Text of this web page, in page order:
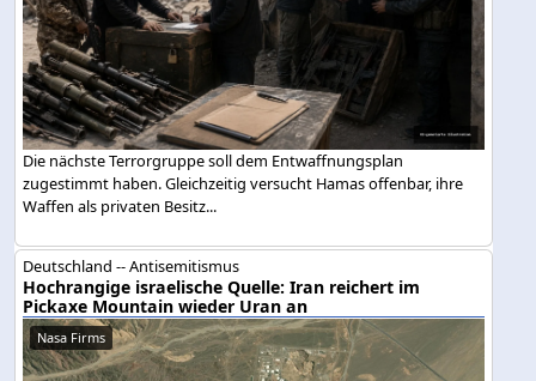
Die nächste Terrorgruppe soll dem Entwaffnungsplan
zugestimmt haben. Gleichzeitig versucht Hamas offenbar, ihre
Waffen als privaten Besitz...
Deutschland -- Antisemitismus
Hochrangige israelische Quelle: Iran reichert im
Pickaxe Mountain wieder Uran an
Nasa Firms